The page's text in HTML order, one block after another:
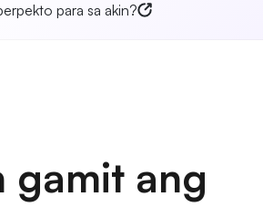
para sa akin?
gamit ang